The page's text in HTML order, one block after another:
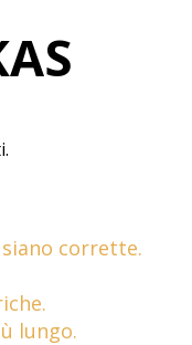
corrette.
lungo.